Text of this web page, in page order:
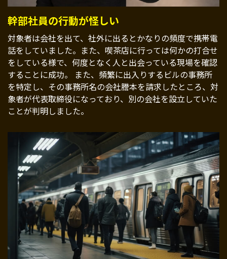
幹部社員の行動が怪しい
対象者は会社を出て、社外に出るとかなりの頻度で携帯電
話をしていました。また、喫茶店に行っては何かの打合せ
をしている様で、何度となく人と出会っている現場を確認
することに成功。 また、頻繁に出入りするビルの事務所
を特定し、その事務所名の会社謄本を請求したところ、対
象者が代表取締役になっており、別の会社を設立していた
ことが判明しました。